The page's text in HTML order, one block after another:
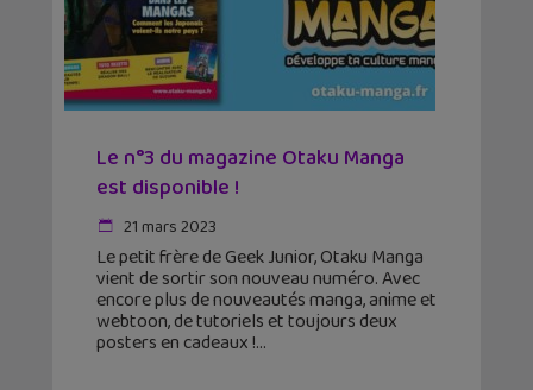
Le n°3 du magazine Otaku Manga
est disponible !
21 mars 2023
Le petit frère de Geek Junior, Otaku Manga
vient de sortir son nouveau numéro. Avec
encore plus de nouveautés manga, anime et
webtoon, de tutoriels et toujours deux
posters en cadeaux !